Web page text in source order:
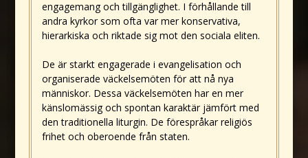
engagemang och tillgänglighet. I förhållande till
andra kyrkor som ofta var mer konservativa,
hierarkiska och riktade sig mot den sociala eliten.
De är starkt engagerade i evangelisation och
organiserade väckelsemöten för att nå nya
människor. Dessa väckelsemöten har en mer
känslomässig och spontan karaktär jämfört med
den traditionella liturgin. De förespråkar religiös
frihet och oberoende från staten.